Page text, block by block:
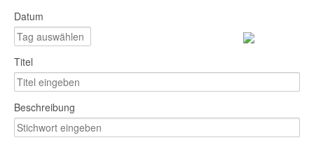
Datum
Titel
Beschreibung